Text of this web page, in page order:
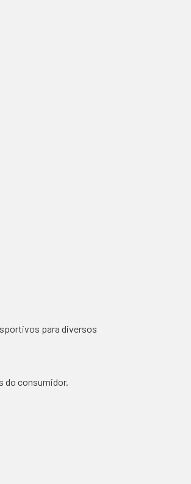
para diversos
do consumidor.